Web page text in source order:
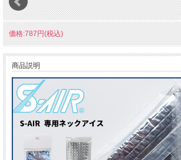
価格:787円(税込)
商品説明